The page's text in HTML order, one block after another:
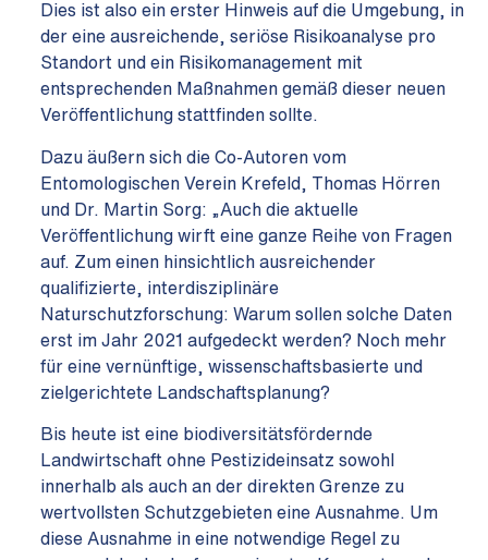
Dies ist also ein erster Hinweis auf die Umgebung, in
der eine ausreichende, seriöse Risikoanalyse pro
Standort und ein Risikomanagement mit
entsprechenden Maßnahmen gemäß dieser neuen
Veröffentlichung stattfinden sollte.
Dazu äußern sich die Co-Autoren vom
Entomologischen Verein Krefeld, Thomas Hörren
und Dr. Martin Sorg: „Auch die aktuelle
Veröffentlichung wirft eine ganze Reihe von Fragen
auf. Zum einen hinsichtlich ausreichender
qualifizierte, interdisziplinäre
Naturschutzforschung: Warum sollen solche Daten
erst im Jahr 2021 aufgedeckt werden? Noch mehr
für eine vernünftige, wissenschaftsbasierte und
zielgerichtete Landschaftsplanung?
Bis heute ist eine biodiversitätsfördernde
Landwirtschaft ohne Pestizideinsatz sowohl
innerhalb als auch an der direkten Grenze zu
wertvollsten Schutzgebieten eine Ausnahme. Um
diese Ausnahme in eine notwendige Regel zu